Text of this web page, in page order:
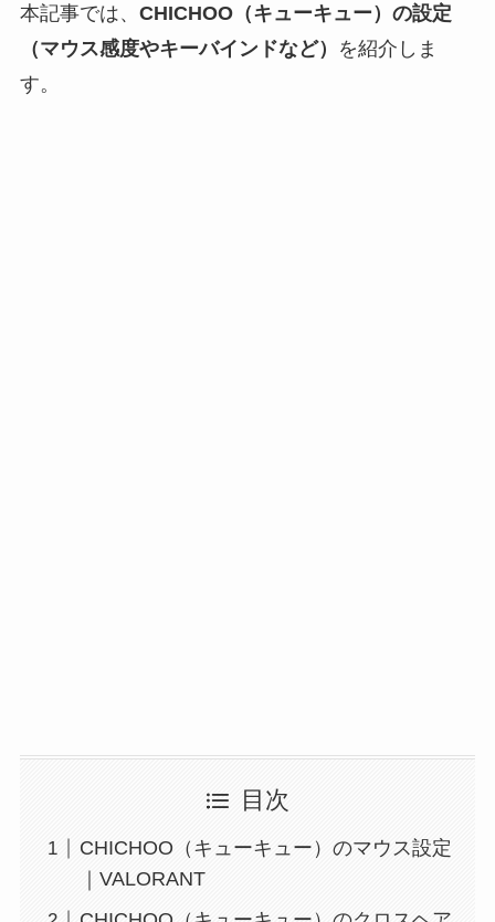
本記事では、 CHICHOO（キューキュー）の設定
（マウス感度やキーバインドなど）
を紹介しま
す。
目次
CHICHOO（キューキュー）のマウス設定
｜VALORANT